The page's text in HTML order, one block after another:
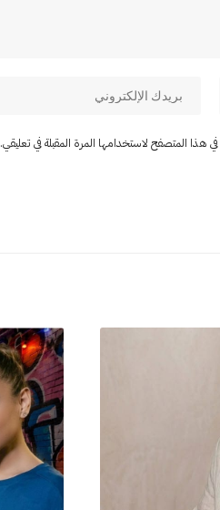
هذا المتصفح لاستخدامها المرة المقبلة في تعليقي.